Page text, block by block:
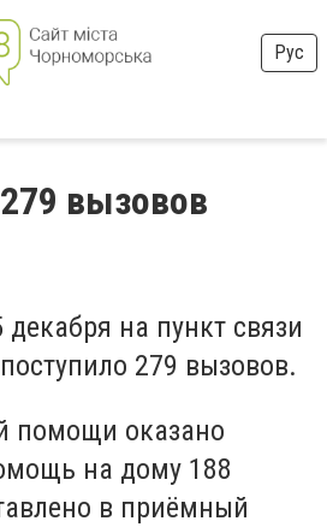
Рус
вызовов
на пункт связи
279 вызовов.
помощи оказано
на дому 188
в приёмный